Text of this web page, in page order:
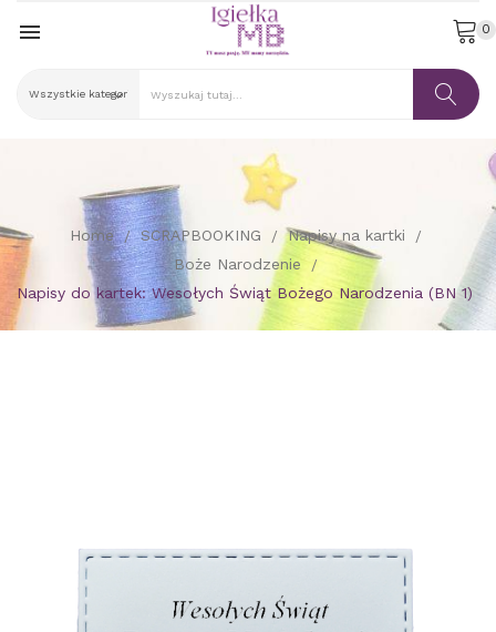
 0
Home SCRAPBOOKING
Napisy na kartki
Boże Narodzenie
Napisy do kartek: Wesołych Świąt Bożego Narodzenia (BN 1)